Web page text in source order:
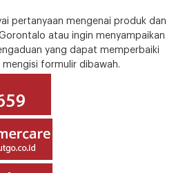
pertanyaan mengenai produk dan
atau ingin menyampaikan
yang dapat memperbaiki
mengisi formulir dibawah.